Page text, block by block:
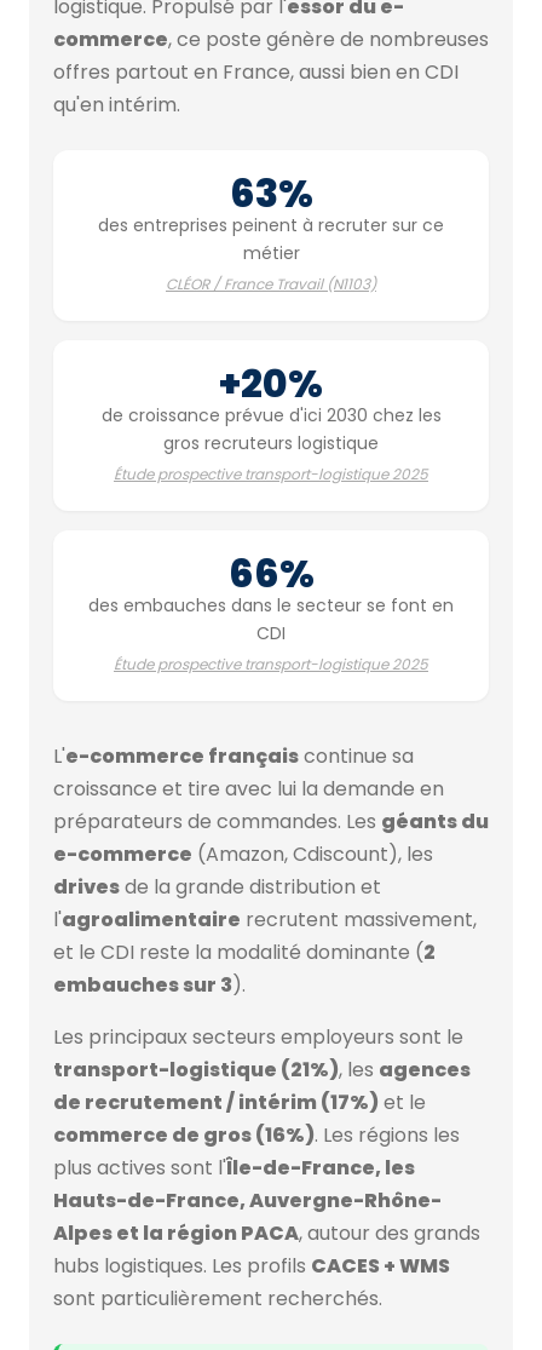
logistique. Propulsé par l'essor du e-
commerce, ce poste génère de nombreuses
offres partout en France, aussi bien en CDI
qu'en intérim.
63%
des entreprises peinent à recruter sur ce
métier
CLÉOR / France Travail (N1103)
+20%
de croissance prévue d'ici 2030 chez les
gros recruteurs logistique
Étude prospective transport-logistique 2025
66%
des embauches dans le secteur se font en
CDI
Étude prospective transport-logistique 2025
L'e-commerce françaiscontinue sa
croissance et tire avec lui la demande en
préparateurs de commandes. Les géants du
e-commerce (Amazon, Cdiscount), les
drivesde la grande distribution et
l'agroalimentaire recrutent massivement,
et le CDI reste la modalité dominante (2
embauches sur 3).
Les principaux secteurs employeurs sont le
transport-logistique (21%), les agences
de recrutement / intérim (17%) et le
commerce de gros (16%). Les régions les
plus actives sont l'Île-de-France, les
Hauts-de-France, Auvergne-Rhône-
Alpes et la région PACA, autour des grands
hubs logistiques. Les profils CACES + WMS
sont particulièrement recherchés.